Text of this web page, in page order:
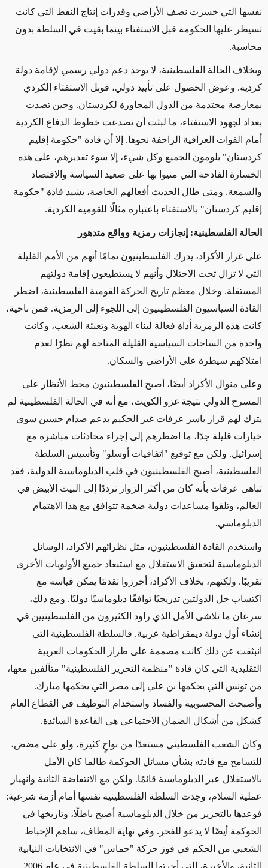
نفسها التي خسرت نصف الأراضي وقدرات إنتاج النفط التي كانت
تسيطر عليها الحكومة قبل الاستفتاء بينما بقيت في السلطة بدون
محاسبة.
وبخلاف الحالة الفلسطينية، لا يوجد دعم دولي رسمي لإقامة دولة
كردية. وعوض الحصول على تأييد دولي، قوبل الاستفتاء الكردي
بمعارضة محتدمة من الدول المجاورة لكردستان. وحين تصدت
بغداد لجهود الاستفتاء، ما لبثت أن تصدعت خطوط الدفاع الكردية
أمام القوات العراقية الزاحفة نحوها. إلا أن قادة "حكومة إقليم
كردستان" يلومون الجميع وكل شيء، إلا سوء تقديرهم، على هذه
الخسارة الفادحة التي منيوا بها على صعيد السياسة والاقتصاد
والسمعة. ومتى طال الحديث أفعالهم الخاصة، يشيد قادة "حكومة
إقليم كردستان" بالاستفتاء باعتباره مثالًا للقومية الكردية.
الحالة الفلسطينية: إنجازات رمزية وواقع متدهور
على غرار الأكراد، يدرك الفلسطينيون تمامًا أنهم من الأمم القليلة
التي لا تزال تحت الاحتلال وأنهم لا يستطيعون إقامة دولتهم
المستقلة. وخلال معظم تاريخ الحركة القومية الفلسطينية، اضطر
القادة السياسيون الفلسطينيون إلى اللجوء إلى الرمزية. فمن ناحية،
كانت هذه الرمزية أداة فعالة لبناء الهوية وتعبئة الشعب، وكانت
واحدة من الساحات السياسية القليلة المتاحة لهم نظرًا لعدم
امتلاكهم سيطرة على الأراضي والسكان.
وعلى منوال الأكراد أيضًا، أصبح الفلسطينيون محط الأنظار على
المسرح الدولي نتيجة غزو الكويت، مع أنه في الحالة الفلسطينية لم
يترك لهم قرار ياسر عرفات غير الحكيم بدعم صدام حسين سوى
خيارات قليلة جدًا، ما اضطرهم إلى إجراء محادثات مباشرة مع
إسرائيل. ولكن مع توقيع "اتفاقيات أوسلو" وتأسيس السلطة
الفلسطينية، أصبح الفلسطينيون في قلب الدبلوماسية الدولية، فقد
تباهى عرفات بأنه كان من أكثر الزوار ترددًا إلى البيت الأبيض في
العالم، وتلقوا مساعدات دولية ضخمة تتوافق مع هذا الاهتمام
الدبلوماسي.
واستخدم القادة الفلسطينيون، مثل نظرائهم الأكراد، الوسائل
الدبلوماسية لتحقيق الاستقلال مع استبعاد جميع الأولويات الأخرى
تقريبًا. ولكنهم، بخلاف الأكراد، أحرزوا تقدمًا يمكن قياسه مع
اكتساب حل الدولتين تدريجيًا توافقًا دبلوماسيًا دوليًا. ومع ذلك،
سرعان ما تلاشى الأمل الذي راود الكثيرون من الفلسطينيين في
إنشاء أول دولة ديمقراطية عربية. فالسلطة الفلسطينية التي
انبثقت عن ذلك كانت مصممة على طراز الحكومات العربية
التقليدية التي كان قادة "منظمة التحرير الفلسطينية" متآلفين معها،
من تونس التي يحكمها بن علي إلى مصر التي يحكمها مبارك.
وأصبحت المحسوبية والفساد واستخدام التوظيف في القطاع العام
كشكل من أشكال الضمان الاجتماعي هي القاعدة السائدة.
وكان الشعب الفلسطيني مستعدًا من نواحٍ كثيرة، ولو على مضض،
للتسامح مع قادته بشأن مسائل الحوكمة طالما كان الأمل
بالاستقلال عبر الدبلوماسية قائمًا. ولكن مع الانتفاضة الثانية وانهيار
عملية السلام، وجدت السلطة الفلسطينية نفسها أمام أزمة شرعية:
فوعدها بالتحرير من خلال الدبلوماسية أصبح باطلًا، وتاريخها في
الحوكمة أيضًا لا يدعو للفخر. وفي نهاية المطاف، ساهم الإحباط
الشعبي من الحكم في فوز حركة "حماس" في الانتخابات النيابية
الثانية، والأخيرة، التي أجرتها السلطة الفلسطينية في عام 2006